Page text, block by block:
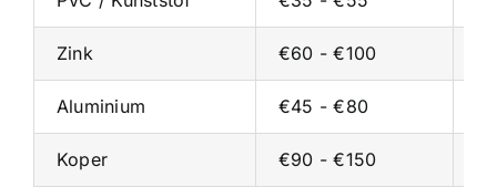
Zink €60 - €100
Aluminium €45 - €80
Koper €90 - €150